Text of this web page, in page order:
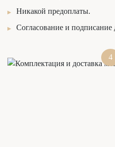
Никакой предоплаты.
Согласование и подписание
4